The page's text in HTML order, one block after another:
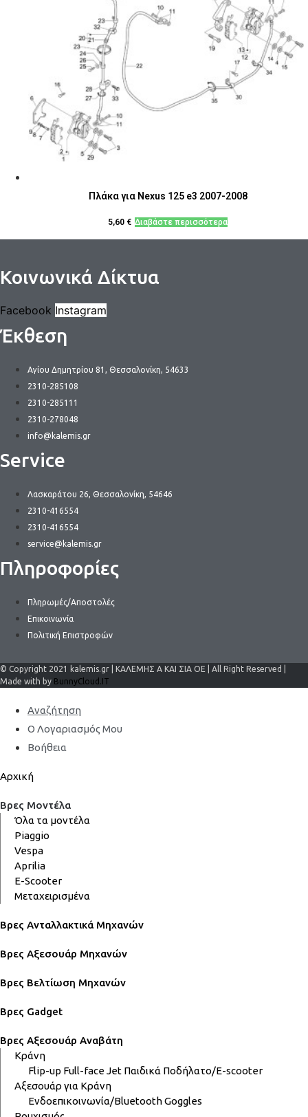
Πλάκα για Nexus 125 e3 2007-2008
5,60 € Διαβάστε περισσότερα
Κοινωνικά Δίκτυα
Facebook Instagram
Έκθεση
Αγίου Δημητρίου 81, Θεσσαλονίκη, 54633
2310-285108
2310-285111
2310-278048
info@kalemis.gr
Service
Λασκαράτου 26, Θεσσαλονίκη, 54646
2310-416554
2310-416554
service@kalemis.gr
Πληροφορίες
Πληρωμές/Αποστολές
Επικοινωνία
Πολιτική Επιστροφών
© Copyright 2021 kalemis.gr | ΚΑΛΕΜΗΣ Α ΚΑΙ ΣΙΑ ΟΕ | All Right Reserved |
Made with by BunnyCloud.IT
Αναζήτηση
Ο Λογαριασμός Μου
Βοήθεια
Αρχική
Βρες Μοντέλα
Όλα τα μοντέλα
Piaggio
Vespa
Aprilia
E-Scooter
Μεταχειρισμένα
Βρες Ανταλλακτικά Μηχανών
Βρες Αξεσουάρ Μηχανών
Βρες Βελτίωση Μηχανών
Βρες Gadget
Βρες Αξεσουάρ Αναβάτη
Κράνη
Flip-up Full-faceJet Παιδικά Ποδήλατο/E-scooter
Αξεσουάρ για Κράνη
Ενδοεπικοινωνία/BluetoothGoggles